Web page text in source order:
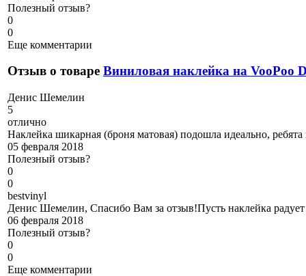
Полезный отзыв?
0
0
Еще комментарии
Отзыв о товаре Виниловая наклейка на VooPoo
Денис Шемелин
5
отлично
Наклейка шикарная (броня матовая) подошла идеально,
05 февраля 2018
Полезный отзыв?
0
0
bestvinyl
Денис Шемелин, Спасибо Вам за отзыв!Пусть наклейка радует
06 февраля 2018
Полезный отзыв?
0
0
Еще комментарии